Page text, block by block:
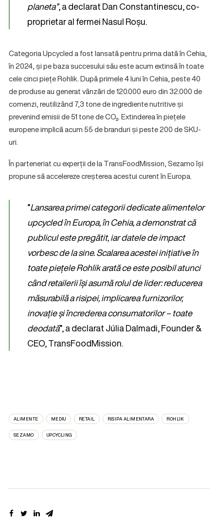
planeta”, a declarat Dan Constantinescu, co-
proprietar al fermei Nasul Roșu.
Categoria Upcycled a fost lansată pentru prima dată în Cehia,
în 2024, și pe baza succesului său este acum extinsă în toate
cele cinci piețe Rohlik. După primele 4 luni în Cehia, peste 40
de produse au generat vânzări de 120.000 euro din 32.000 de
comenzi, reutilizând 7,3 tone de ingrediente nutritive și
prevenind emisii de 51 tone de CO₂. Extinderea în piețele
europene implică acum 55 de branduri și peste 200 de SKU-
uri.
În parteneriat cu experții de la TransFoodMission, Sezamo își
propune să accelereze creșterea acestui curent în Europa.
”Lansarea primei categorii dedicate alimentelor
upcycled în Europa, în Cehia, a demonstrat că
publicul este pregătit, iar datele de impact
vorbesc de la sine. Scalarea acestei inițiative în
toate piețele Rohlik arată ce este posibil atunci
când retailerii își asumă rolul de lider: reducerea
măsurabilă a risipei, implicarea furnizorilor,
inovație și încrederea consumatorilor – toate
deodată”, a declarat Júlia Dalmadi, Founder &
CEO, TransFoodMission.
ALIMENTE MEDIU RETAIL RISIPA ALIMENTARA ROHLIK
SEZAMO UPCYCLING